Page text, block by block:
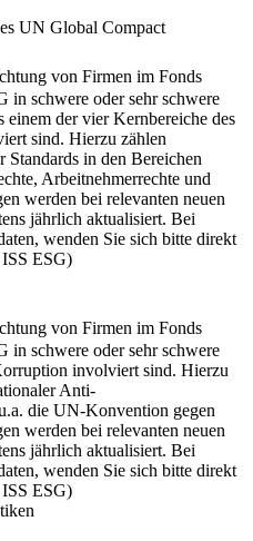
UN Global Compact
von Firmen im Fonds
in schwere oder sehr schwere
einem der vier Kernbereiche des
sind. Hierzu zählen
Standards in den Bereichen
Arbeitnehmerrechte und
werden bei relevanten neuen
jährlich aktualisiert. Bei
wenden Sie sich bitte direkt
ESG)
von Firmen im Fonds
in schwere oder sehr schwere
involviert sind. Hierzu
Anti-
die UN-Konvention gegen
werden bei relevanten neuen
jährlich aktualisiert. Bei
wenden Sie sich bitte direkt
ESG)